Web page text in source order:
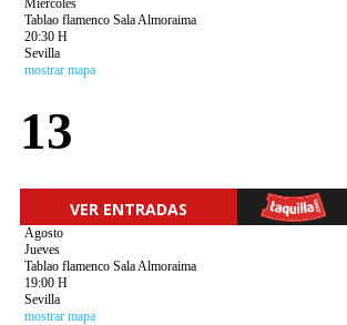
Miércoles
Tablao flamenco Sala Almoraima
20:30 H
Sevilla
mostrar mapa
13
VER ENTRADAS
Agosto
Jueves
Tablao flamenco Sala Almoraima
19:00 H
Sevilla
mostrar mapa